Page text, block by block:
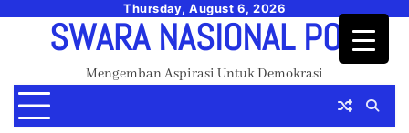
Thursday, August 6, 2026
SWARA NASIONAL POS
Mengemban Aspirasi Untuk Demokrasi